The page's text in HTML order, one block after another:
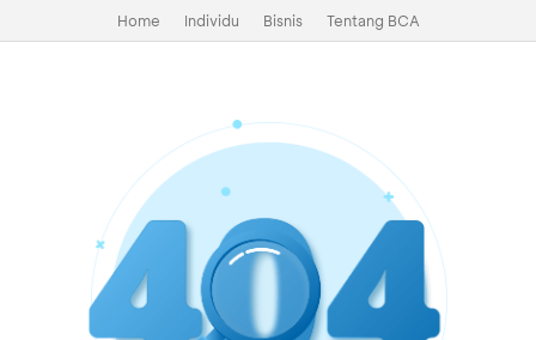
Home Individu Bisnis Tentang BCA